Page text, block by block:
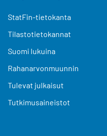
StatFin-tietokanta
Tilastotietokannat
Suomi lukuina
Rahanarvonmuunnin
Tulevat julkaisut
Tutkimusaineistot